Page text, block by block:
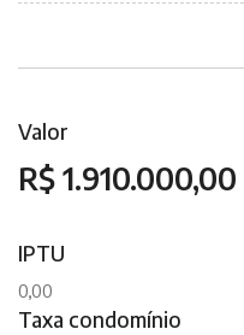
Valor
R$ 1.910.000,00
IPTU
0,00
Taxa condomínio